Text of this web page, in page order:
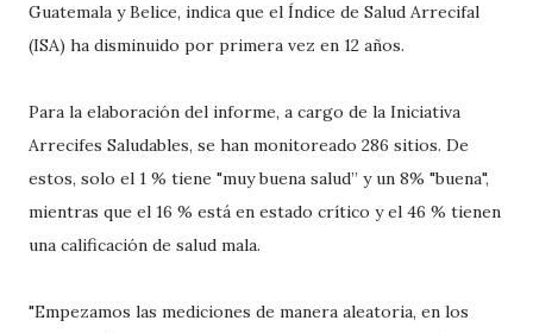
Guatemala y Belice, indica que el Índice de Salud Arrecifal
(ISA) ha disminuido por primera vez en 12 años.
Para la elaboración del informe, a cargo de la Iniciativa
Arrecifes Saludables, se han monitoreado 286 sitios. De
estos, solo el 1 % tiene "muy buena salud” y un 8% "buena",
mientras que el 16 % está en estado crítico y el 46 % tienen
una calificación de salud mala.
"Empezamos las mediciones de manera aleatoria, en los